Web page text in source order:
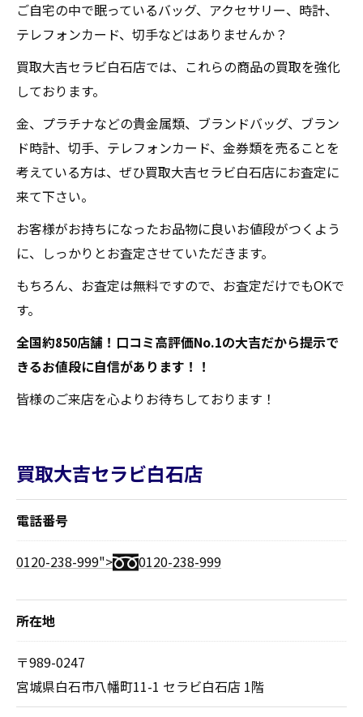
ご自宅の中で眠っているバッグ、アクセサリー、時計、
テレフォンカード、切手などはありませんか？
買取大吉セラビ白石店では、これらの商品の買取を強化
しております。
金、プラチナなどの貴金属類、ブランドバッグ、ブラン
ド時計、切手、テレフォンカード、金券類を売ることを
考えている方は、ぜひ買取大吉セラビ白石店にお査定に
来て下さい。
お客様がお持ちになったお品物に良いお値段がつくよう
に、しっかりとお査定させていただきます。
もちろん、お査定は無料ですので、お査定だけでもOKで
す。
全国約850店舗！口コミ高評価No.1の大吉だから提示で
きるお値段に自信があります！！
皆様のご来店を心よりお待ちしております！
買取大吉セラビ白石店
電話番号
0120-238-999"> 0120-238-999
所在地
〒989-0247
宮城県白石市八幡町11-1 セラビ白石店 1階